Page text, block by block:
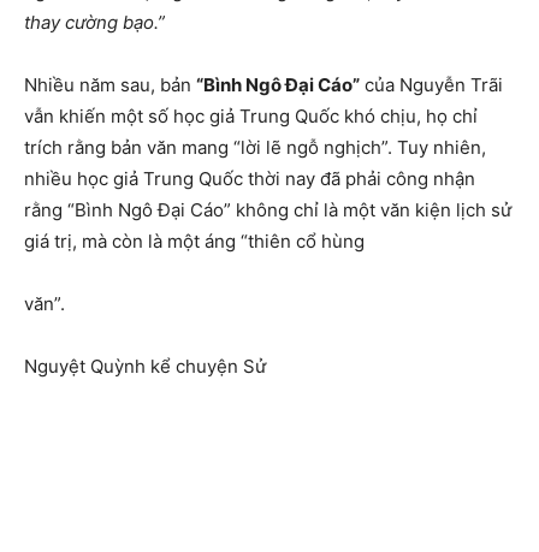
thay cường bạo.”
Nhiều năm sau, bản “Bình Ngô Đại Cáo” của Nguyễn Trãi
vẫn khiến một số học giả Trung Quốc khó chịu, họ chỉ
trích rằng bản văn mang “lời lẽ ngỗ nghịch”. Tuy nhiên,
nhiều học giả Trung Quốc thời nay đã phải công nhận
rằng “Bình Ngô Đại Cáo” không chỉ là một văn kiện lịch sử
giá trị, mà còn là một áng “thiên cổ hùng
văn”.
Nguyệt Quỳnh kể chuyện Sử